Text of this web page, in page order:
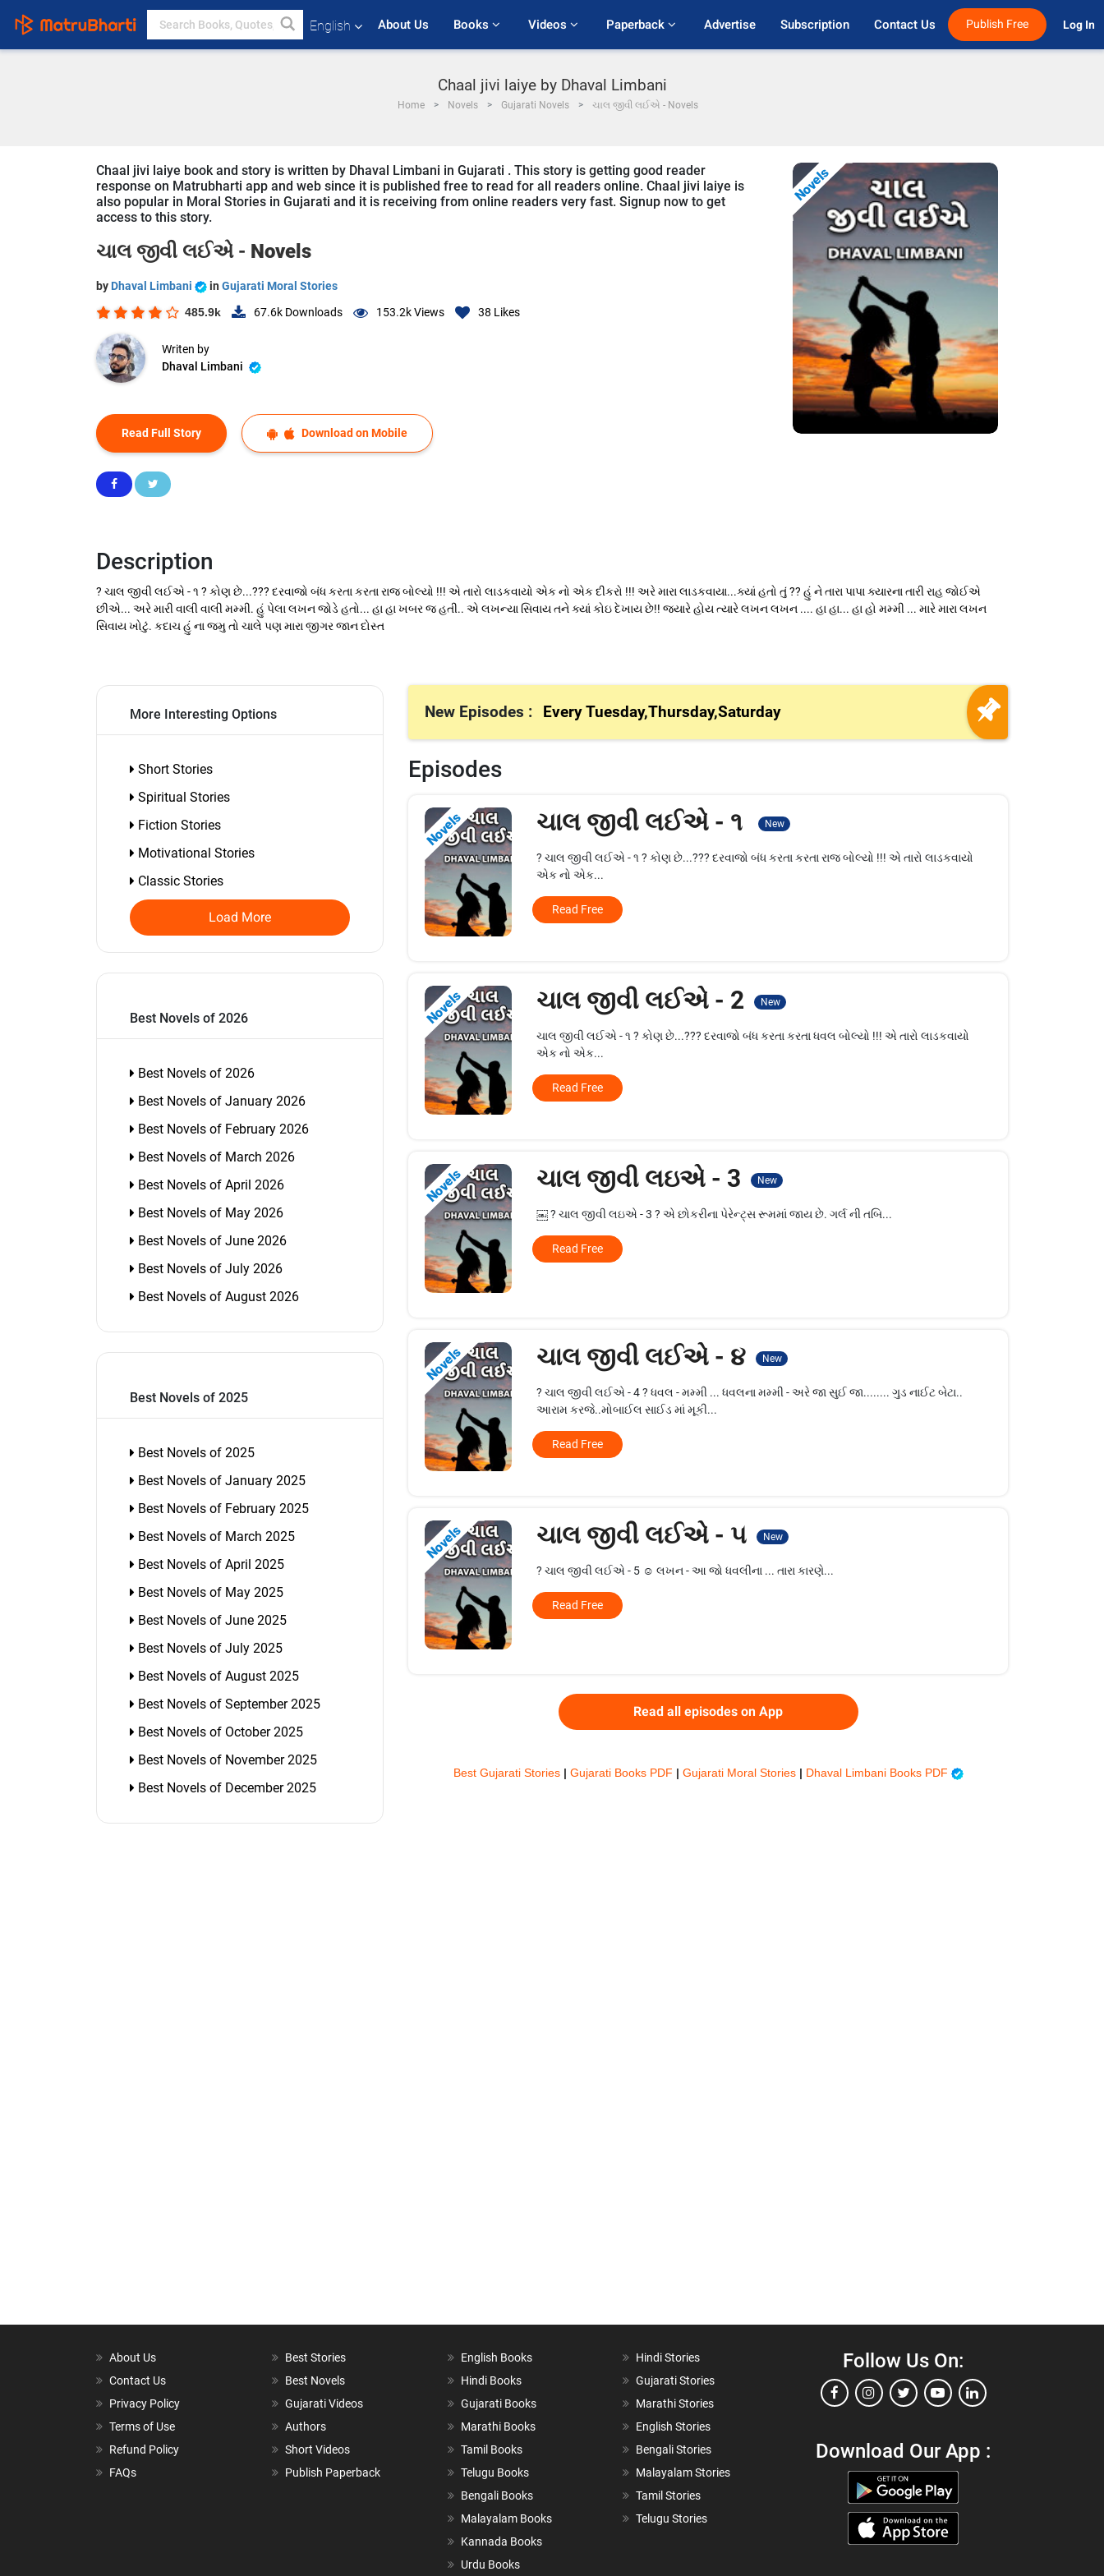
English About Us Books Videos Paperback Advertise Subscription Contact Us Publish Free Log In
Chaal jivi laiye by Dhaval Limbani
Home Novels Gujarati Novels ચાલ જીવી લઈએ - Novels
Chaal jivi laiye book and story is written by Dhaval Limbani in Gujarati . This story is getting good reader
response on Matrubharti app and web since it is published free to read for all readers online. Chaal jivi laiye is
also popular in Moral Stories in Gujarati and it is receiving from online readers very fast. Signup now to get
access to this story.
ચાલ જીવી લઈએ - Novels
by Dhaval Limbani in Gujarati Moral Stories
485.9k 67.6k Downloads 153.2kViews 38 Likes
Writen by
Dhaval Limbani
Read Full Story Download on Mobile
Novels
Description
? ચાલ જીવી લઈએ - ૧ ? કોણ છે...??? દરવાજો બંધ કરતા કરતા રાજ બોલ્યો !!! એ તારો લાડકવાયો એક નો એક દીકરો !!! અરે મારા લાડકવાયા...ક્યાં હતો તું ?? હું ને તારા પાપા ક્યારના તારી રાહ જોઈએ
છીએ... અરે મારી વાલી વાલી મમ્મી. હું પેલા લખન જોડે હતો... હા હા ખબર જ હતી.. એ લખન્યા સિવાય તને ક્યાં કોઇ દેખાય છે!! જ્યારે હોય ત્યારે લખન લખન .... હા હા... હા હો મમ્મી ... મારે મારા લખન
સિવાય ખોટું. કદાચ હું ના જમુ તો ચાલે પણ મારા જીગર જાન દોસ્ત
More Interesting Options
Short Stories
Spiritual Stories
Fiction Stories
Motivational Stories
Classic Stories
Load More
Best Novels of 2026
Best Novels of 2026
Best Novels of January 2026
Best Novels of February 2026
Best Novels of March 2026
Best Novels of April 2026
Best Novels of May 2026
Best Novels of June 2026
Best Novels of July 2026
Best Novels of August 2026
Best Novels of 2025
Best Novels of 2025
Best Novels of January 2025
Best Novels of February 2025
Best Novels of March 2025
Best Novels of April 2025
Best Novels of May 2025
Best Novels of June 2025
Best Novels of July 2025
Best Novels of August 2025
Best Novels of September 2025
Best Novels of October 2025
Best Novels of November 2025
Best Novels of December 2025
New Episodes : Every Tuesday,Thursday,Saturday
Episodes
Novels ચાલ જીવી લઈએ - ૧ New
? ચાલ જીવી લઈએ - ૧ ? કોણ છે...??? દરવાજો બંધ કરતા કરતા રાજ બોલ્યો !!! એ તારો લાડકવાયો
એક નો એક...
Read Free
Novels ચાલ જીવી લઈએ - 2 New
ચાલ જીવી લઈએ - ૧ ? કોણ છે...??? દરવાજો બંધ કરતા કરતા ધવલ બોલ્યો !!! એ તારો લાડકવાયો
એક નો એક...
Read Free
Novels ચાલ જીવી લઇએ - 3 New
￼ ? ચાલ જીવી લઇએ - 3 ? એ છોકરીના પેરેન્ટ્સ રૂમમાં જાય છે. ગર્લ ની તબિ...
Read Free
Novels ચાલ જીવી લઈએ - ૪ New
? ચાલ જીવી લઈએ - 4 ? ધવલ - મમ્મી ... ધવલના મમ્મી - અરે જા સુઈ જા........ ગુડ નાઈટ બેટા..
આરામ કરજે..મોબાઈલ સાઈડ માં મૂકી...
Read Free
Novels ચાલ જીવી લઈએ - ૫ New
? ચાલ જીવી લઈએ - 5 ☺️ લખન - આ જો ધવલીના ... તારા કારણે...
Read Free
Read all episodes on App
Best Gujarati Stories | Gujarati Books PDF | Gujarati Moral Stories | Dhaval Limbani Books PDF
About Us
Contact Us
Privacy Policy
Terms of Use
Refund Policy
FAQs
Best Stories
Best Novels
Gujarati Videos
Authors
Short Videos
Publish Paperback
English Books
Hindi Books
Gujarati Books
Marathi Books
Tamil Books
Telugu Books
Bengali Books
Malayalam Books
Kannada Books
Urdu Books
Hindi Stories
Gujarati Stories
Marathi Stories
English Stories
Bengali Stories
Malayalam Stories
Tamil Stories
Telugu Stories
Follow Us On:
Download Our App :